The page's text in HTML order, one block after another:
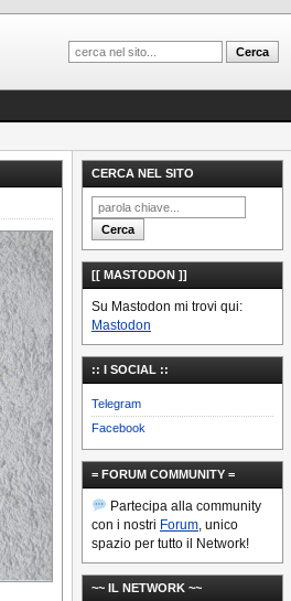
CERCA NEL SITO
[[ MASTODON ]]
Su Mastodon mi trovi qui:
Mastodon
:: I SOCIAL ::
Telegram
Facebook
= FORUM COMMUNITY =
Partecipa alla community
con i nostri Forum, unico
spazio per tutto il Network!
~~ IL NETWORK ~~